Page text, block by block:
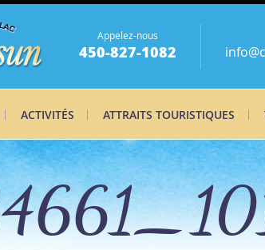
Appelez-nous
450-827-1082
ACTIVITÉS ATTRAITS TOURISTIQUES